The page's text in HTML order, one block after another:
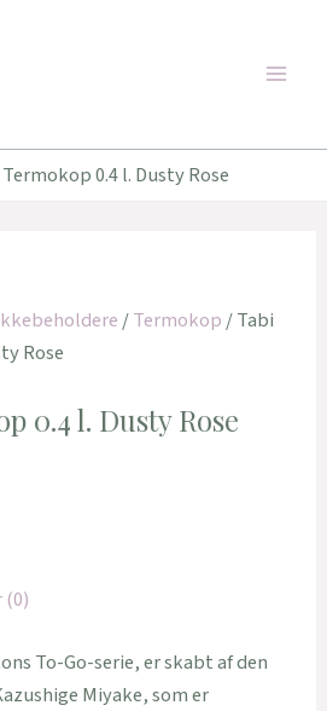
0.4 l. Dusty Rose
/Termokop/ Tabi
Rose
0.4 l. Dusty Rose
To-Go-serie, er skabt af den
Miyake, som er
kr..260,00 kr..